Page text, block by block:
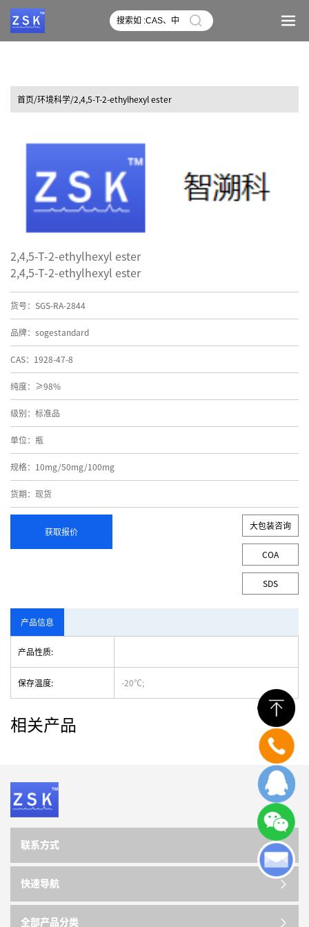
首页/环境科学/2,4,5-T-2-ethylhexyl ester
2,4,5-T-2-ethylhexyl ester
2,4,5-T-2-ethylhexyl ester
货号：SGS-RA-2844
品牌：sogestandard
CAS：1928-47-8
纯度：≥98%
级别：标准品
单位：瓶
规格：10mg/50mg/100mg
货期：现货
获取报价
大包装咨询
COA
SDS
产品信息
产品性质:
保存温度: -20℃;
相关产品
联系方式
快速导航
全部产品分类